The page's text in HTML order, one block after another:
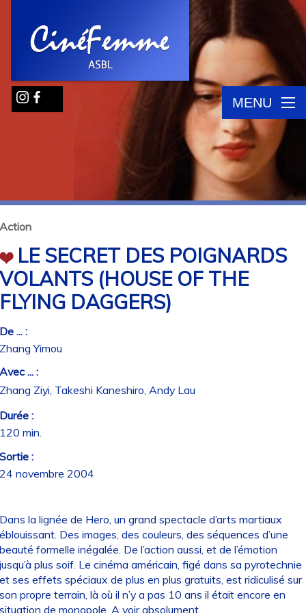
MENU
LE SECRET DES POIGNARDS
(HOUSE OF THE
DAGGERS)
... :
Yimou
... :
Ziyi, Takeshi Kaneshiro, Andy Lau
:
min.
:
novembre 2004
la lignée de Hero, un grand spectacle d’arts martiaux
Des images, des couleurs, des séquences d’une
formelle inégalée. De l’action aussi, et de l’émotion
plus soif. Le cinéma américain, figé dans sa pyrotechnie
ses effets spéciaux de plus en plus gratuits, est ridiculisé sur
propre terrain, là où il n’y a pas 10 ans il était encore en
de monopole. A voir absolument.